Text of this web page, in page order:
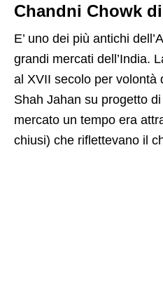
Chandni Chowk
E’ uno dei più antichi
grandi mercati dell’India.
al XVII secolo per volontà
Shah Jahan su progetto
mercato un tempo era
chiusi) che riflettevano il